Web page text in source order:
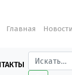
Главная Новости